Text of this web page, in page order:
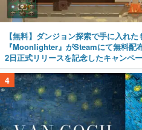
【無料】ダンジョン探索で手に入れ
『Moonlighter』がSteamにて無料
2日正式リリースを記念したキャンペ
4